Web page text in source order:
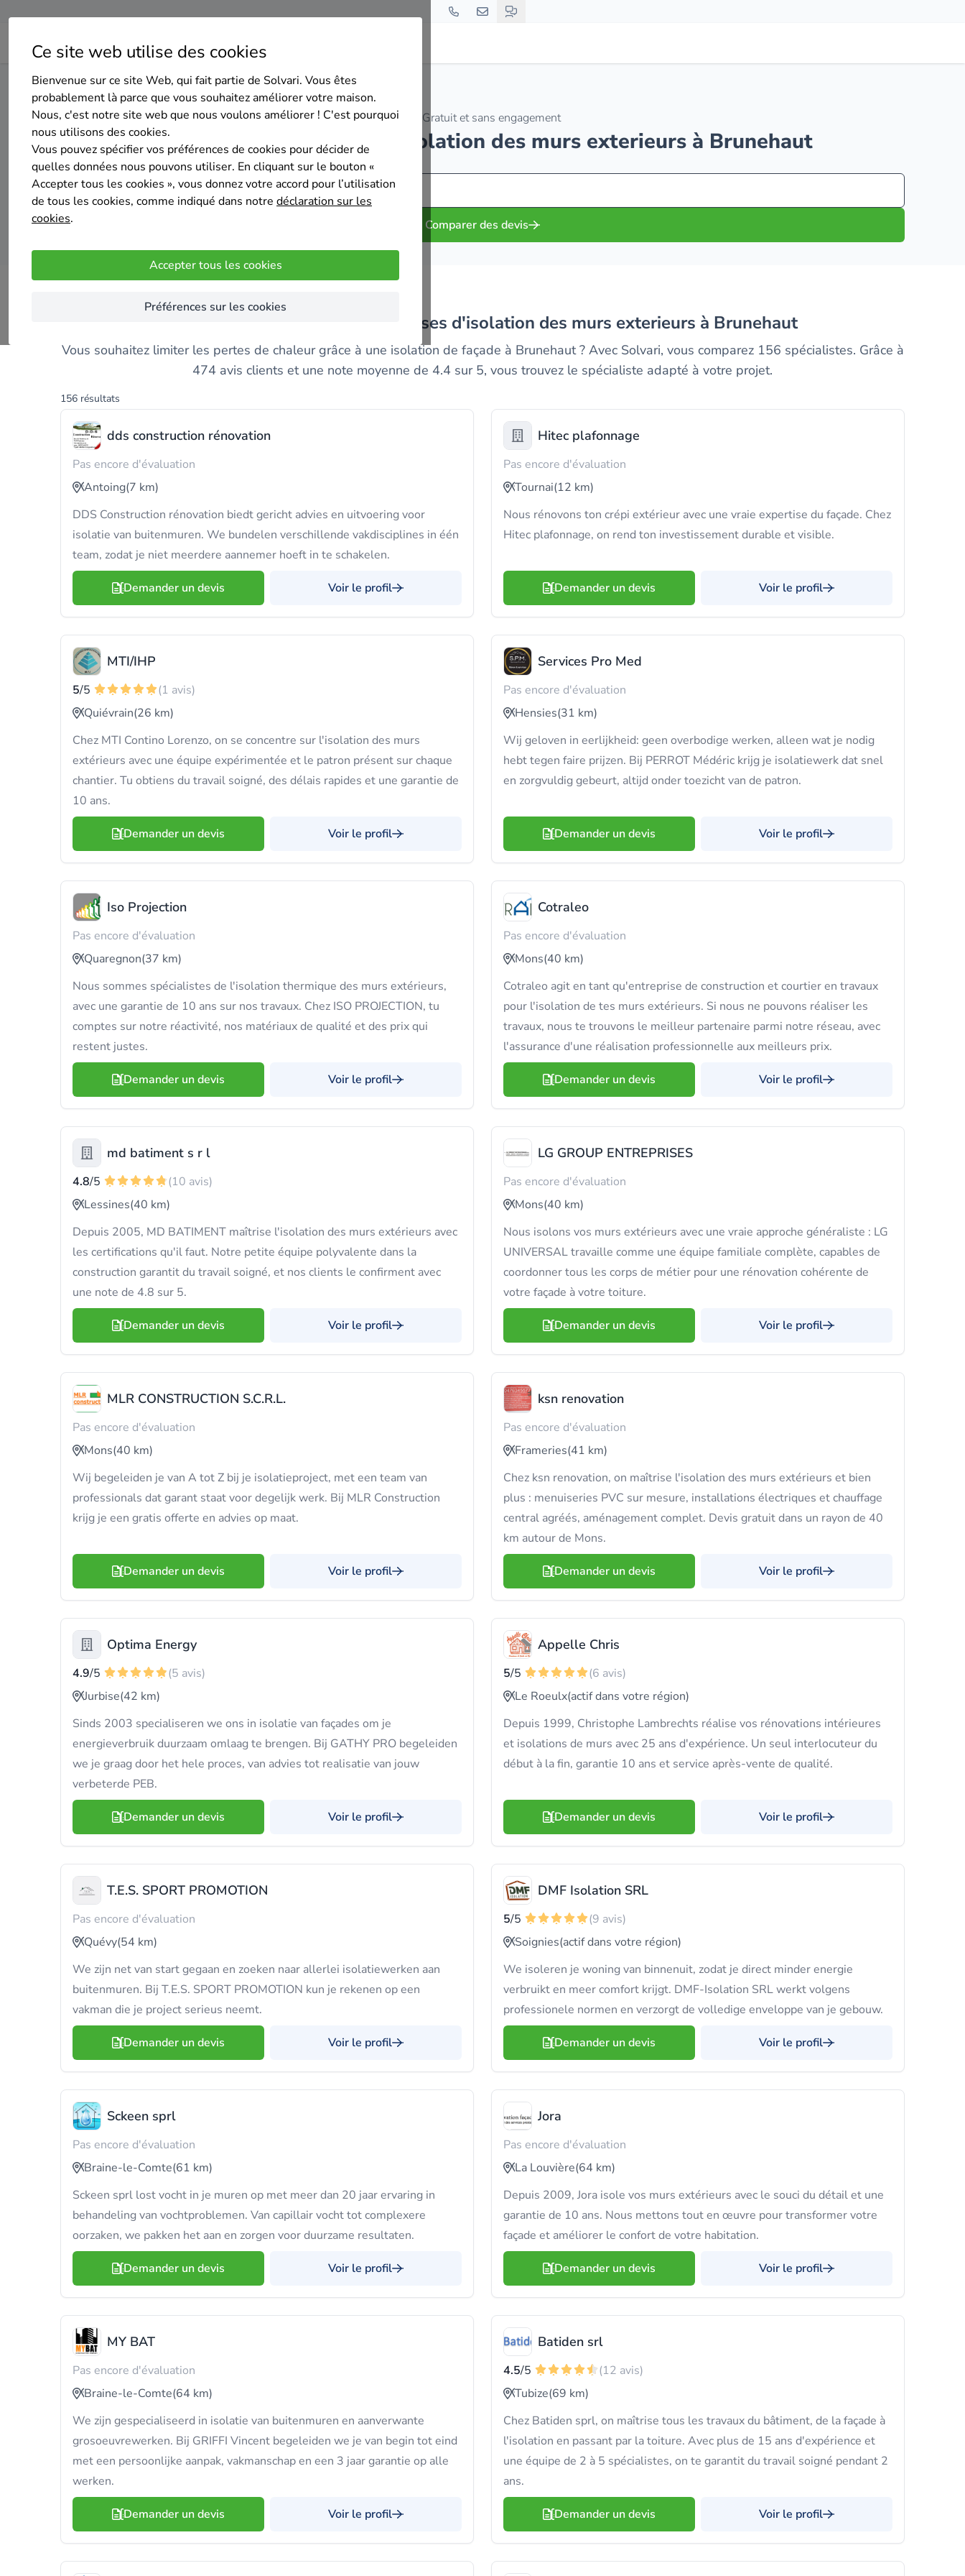
Ce site web utilise des cookies
Bienvenue sur ce site Web, qui fait partie de Solvari. Vous êtes
probablement là parce que vous souhaitez améliorer votre maison.
Nous, c'est notre site web que nous voulons améliorer ! C'est pourquoi
nous utilisons des cookies.
Vous pouvez spécifier vos préférences de cookies pour décider de
quelles données nous pouvons utiliser. En cliquant sur le bouton «
Accepter tous les cookies », vous donnez votre accord pour l’utilisation
de tous les cookies, comme indiqué dans notre déclaration sur les
cookies.
Accepter tous les cookies
Préférences sur les cookies
Home Isolation des murs extérieurs Hainaut Brunehaut
Gratuit et sans engagement
Top 20 des entreprises d'isolation des murs exterieurs à Brunehaut
Comparer des devis
Comparez les meilleurs entreprises d'isolation des murs exterieurs à Brunehaut
Vous souhaitez limiter les pertes de chaleur grâce à une isolation de façade à Brunehaut ? Avec Solvari, vous comparez 156 spécialistes. Grâce à
474 avis clients et une note moyenne de 4.4 sur 5, vous trouvez le spécialiste adapté à votre projet.
156 résultats
dds construction rénovation
Pas encore d'évaluation
Antoing(7 km)
DDS Construction rénovation biedt gericht advies en uitvoering voor
isolatie van buitenmuren. We bundelen verschillende vakdisciplines in één
team, zodat je niet meerdere aannemer hoeft in te schakelen.
Demander un devis Voir le profil
Hitec plafonnage
Pas encore d'évaluation
Tournai(12 km)
Nous rénov­ons ton crépi extérieur avec une vraie expertise du façade. Chez
Hitec plafonnage, on rend ton investissement durable et visible.
Demander un devis Voir le profil
MTI/IHP
5/5
(1 avis)
Quiévrain(26 km)
Chez MTI Contino Lorenzo, on se concentre sur l'isolation des murs
extérieurs avec une équipe expérimentée et le patron présent sur chaque
chantier. Tu obtiens du travail soigné, des délais rapides et une garantie de
10 ans.
Demander un devis Voir le profil
Services Pro Med
Pas encore d'évaluation
Hensies(31 km)
Wij geloven in eerlijkheid: geen overbodige werken, alleen wat je nodig
hebt tegen faire prijzen. Bij PERROT Médéric krijg je isolatiewerk dat snel
en zorgvuldig gebeurt, altijd onder toezicht van de patron.
Demander un devis Voir le profil
Iso Projection
Pas encore d'évaluation
Quaregnon(37 km)
Nous sommes spécialistes de l'isolation thermique des murs extérieurs,
avec une garantie de 10 ans sur nos travaux. Chez ISO PROJECTION, tu
comptes sur notre réactivité, nos matériaux de qualité et des prix qui
restent justes.
Demander un devis Voir le profil
Cotraleo
Pas encore d'évaluation
Mons(40 km)
Cotraleo agit en tant qu'entreprise de construction et courtier en travaux
pour l'isolation de tes murs extérieurs. Si nous ne pouvons réaliser les
travaux, nous te trouvons le meilleur partenaire parmi notre réseau, avec
l'assurance d'une réalisation professionnelle aux meilleurs prix.
Demander un devis Voir le profil
md batiment s r l
4.8/5
(10 avis)
Lessines(40 km)
Depuis 2005, MD BATIMENT maîtrise l'isolation des murs extérieurs avec
les certifications qu'il faut. Notre petite équipe polyvalente dans la
construction garantit du travail soigné, et nos clients le confirment avec
une note de 4.8 sur 5.
Demander un devis Voir le profil
LG GROUP ENTREPRISES
Pas encore d'évaluation
Mons(40 km)
Nous isolons vos murs extérieurs avec une vraie approche généraliste : LG
UNIVERSAL travaille comme une équipe familiale complète, capables de
coordonner tous les corps de métier pour une rénovation cohérente de
votre façade à votre toiture.
Demander un devis Voir le profil
MLR CONSTRUCTION S.C.R.L.
Pas encore d'évaluation
Mons(40 km)
Wij begeleiden je van A tot Z bij je isolatieproject, met een team van
professionals dat garant staat voor degelijk werk. Bij MLR Construction
krijg je een gratis offerte en advies op maat.
Demander un devis Voir le profil
ksn renovation
Pas encore d'évaluation
Frameries(41 km)
Chez ksn renovation, on maîtrise l'isolation des murs extérieurs et bien
plus : menuiseries PVC sur mesure, installations électriques et chauffage
central agréés, aménagement complet. Devis gratuit dans un rayon de 40
km autour de Mons.
Demander un devis Voir le profil
Optima Energy
4.9/5
(5 avis)
Jurbise(42 km)
Sinds 2003 specialiseren we ons in isolatie van façades om je
energieverbruik duurzaam omlaag te brengen. Bij GATHY PRO begeleiden
we je graag door het hele proces, van advies tot realisatie van jouw
verbeterde PEB.
Demander un devis Voir le profil
Appelle Chris
5/5
(6 avis)
Le Roeulx(actif dans votre région)
Depuis 1999, Christophe Lambrechts réalise vos rénovations intérieures
et isolations de murs avec 25 ans d'expérience. Un seul interlocuteur du
début à la fin, garantie 10 ans et service après-vente de qualité.
Demander un devis Voir le profil
T.E.S. SPORT PROMOTION
Pas encore d'évaluation
Quévy(54 km)
We zijn net van start gegaan en zoeken naar allerlei isolatiewerken aan
buitenmuren. Bij T.E.S. SPORT PROMOTION kun je rekenen op een
vakman die je project serieus neemt.
Demander un devis Voir le profil
DMF Isolation SRL
5/5
(9 avis)
Soignies(actif dans votre région)
We isoleren je woning van binnenuit, zodat je direct minder energie
verbruikt en meer comfort krijgt. DMF-Isolation SRL werkt volgens
professionele normen en verzorgt de volledige enveloppe van je gebouw.
Demander un devis Voir le profil
Sckeen sprl
Pas encore d'évaluation
Braine-le-Comte(61 km)
Sckeen sprl lost vocht in je muren op met meer dan 20 jaar ervaring in
behandeling van vochtproblemen. Van capillair vocht tot complexere
oorzaken, we pakken het aan en zorgen voor duurzame resultaten.
Demander un devis Voir le profil
Jora
Pas encore d'évaluation
La Louvière(64 km)
Depuis 2009, Jora isole vos murs extérieurs avec le souci du détail et une
garantie de 10 ans. Nous mettons tout en œuvre pour transformer votre
façade et améliorer le confort de votre habitation.
Demander un devis Voir le profil
MY BAT
Pas encore d'évaluation
Braine-le-Comte(64 km)
We zijn gespecialiseerd in isolatie van buitenmuren en aanverwante
grosoeuvrewerken. Bij GRIFFI Vincent begeleiden we je van begin tot eind
met een persoonlijke aanpak, vakmanschap en een 3 jaar garantie op alle
werken.
Demander un devis Voir le profil
Batiden srl
4.5/5
(12 avis)
Tubize(69 km)
Chez Batiden sprl, on maîtrise tous les travaux du bâtiment, de la façade à
l'isolation en passant par la toiture. Avec plus de 15 ans d'expérience et
une équipe de 2 à 5 spécialistes, on te garantit du travail soigné pendant 2
ans.
Demander un devis Voir le profil